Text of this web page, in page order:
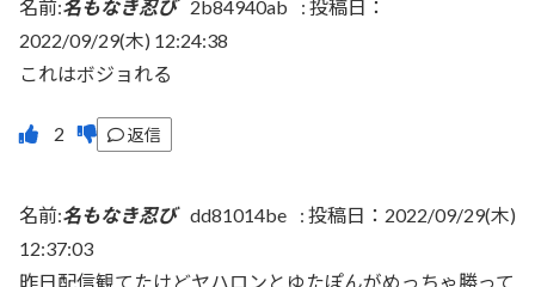
名前:名もなき忍び 2b84940ab : 投稿日：
2022/09/29(木) 12:24:38
これはボジョれる
返信
名前:名もなき忍び dd81014be : 投稿日：2022/09/29(木)
12:37:03
昨日配信観てたけどヤハロンとゆたぽんがめっちゃ勝って